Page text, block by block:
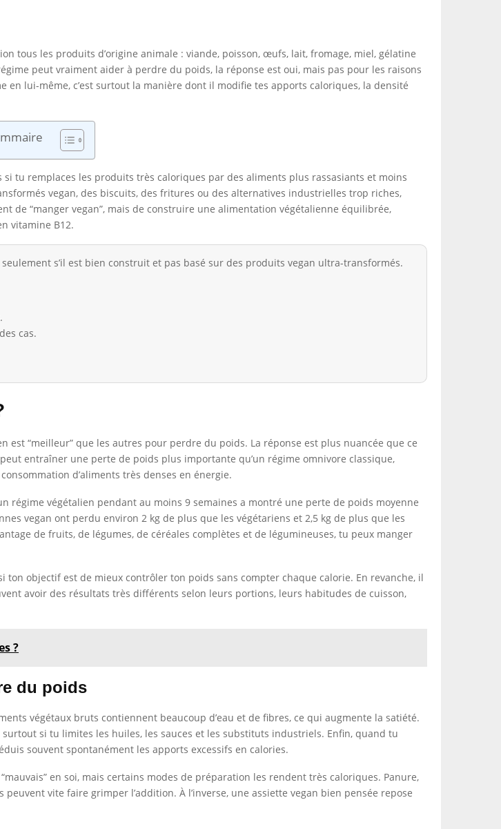
tous les produits d’origine animale : viande, poisson, œufs, lait, fromage, miel, gélatine
peut vraiment aider à perdre du poids, la réponse est oui, mais pas pour les raisons
en lui-même, c’est surtout la manière dont il modifie tes apports caloriques, la densité
tu remplaces les produits très caloriques par des aliments plus rassasiants et moins
vegan, des biscuits, des fritures ou des alternatives industrielles trop riches,
de “manger vegan”, mais de construire une alimentation végétalienne équilibrée,
vitamine B12.
s’il est bien construit et pas basé sur des produits vegan ultra-transformés.
cas.
“meilleur” que les autres pour perdre du poids. La réponse est plus nuancée que ce
entraîner une perte de poids plus importante qu’un régime omnivore classique,
d’aliments très denses en énergie.
régime végétalien pendant au moins 9 semaines a montré une perte de poids moyenne
vegan ont perdu environ 2 kg de plus que les végétariens et 2,5 kg de plus que les
de fruits, de légumes, de céréales complètes et de légumineuses, tu peux manger
ton objectif est de mieux contrôler ton poids sans compter chaque calorie. En revanche, il
avoir des résultats très différents selon leurs portions, leurs habitudes de cuisson,
?
du poids
végétaux bruts contiennent beaucoup d’eau et de fibres, ce qui augmente la satiété.
si tu limites les huiles, les sauces et les substituts industriels. Enfin, quand tu
souvent spontanément les apports excessifs en calories.
en soi, mais certains modes de préparation les rendent très caloriques. Panure,
vite faire grimper l’addition. À l’inverse, une assiette vegan bien pensée repose